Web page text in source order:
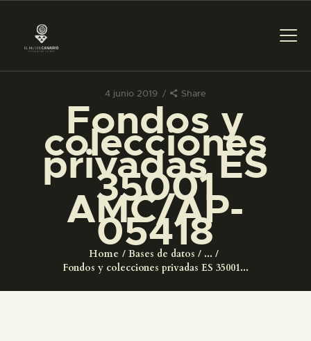
4 junio 2019 Share
Fondos y
colecciones
privadas ES
35001
AMC/AP-
05418
Home Bases de datos
...
Fondos y colecciones privadas ES 35001...
PREPARAR LA VISITA
ACTIVIDADES
█
EL MUSEO